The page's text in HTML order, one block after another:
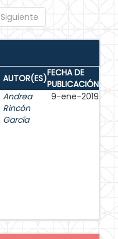
Siguiente
AUTOR(ES)FECHA DE
PUBLICACIÓN
Andrea
Rincón
García
9-ene-2019